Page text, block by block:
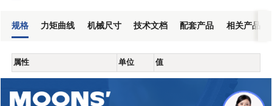
规格 力矩曲线 机械尺寸 技术文档 配套产品 相关产品
属性 单位 值